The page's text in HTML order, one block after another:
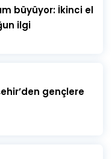
büyüyor: İkinci el
ilgi
gençlere